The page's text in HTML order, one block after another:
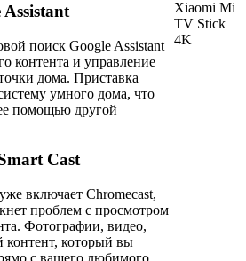
поиск Google Assistant
контента и управление
дома. Приставка
умного дома, что
помощью другой
Cast
включает Chromecast,
проблем с просмотром
Фотографии, видео,
который вы
с вашего любимого